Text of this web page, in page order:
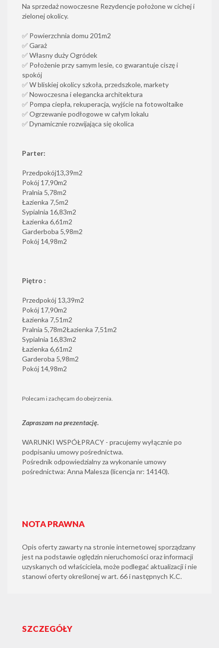
Na sprzedaż nowoczesne Rezydencje położone w cichej i
zielonej okolicy.
✅ Powierzchnia domu 201m2
✅ Garaż
✅ Własny duży Ogródek
✅ Położenie przy samym lesie, co gwarantuje ciszę i
spokój
✅ W bliskiej okolicy szkoła, przedszkole, markety
✅ Nowoczesna i elegancka architektura
✅ Pompa ciepła, rekuperacja, wyjście na fotowoltaike
✅ Ogrzewanie podłogowe w całym lokalu
✅ Dynamicznie rozwijająca się okolica
Parter:
Przedpokój13,39m2
Pokój 17,90m2
Pralnia 5,78m2
Łazienka 7,5m2
Sypialnia 16,83m2
Łazienka 6,61m2
Garderboba 5,98m2
Pokój 14,98m2
Piętro :
Przedpokój 13,39m2
Pokój 17,90m2
Łazienka 7,51m2
Pralnia 5,78m2Łazienka 7,51m2
Sypialnia 16,83m2
Łazienka 6,61m2
Garderoba 5,98m2
Pokój 14,98m2
Polecam i zachęcam do obejrzenia.
Zapraszam na prezentację.
WARUNKI WSPÓŁPRACY - pracujemy wyłącznie po
podpisaniu umowy pośrednictwa.
Pośrednik odpowiedzialny za wykonanie umowy
pośrednictwa: Anna Malesza (licencja nr: 14140).
NOTA PRAWNA
Opis oferty zawarty na stronie internetowej sporządzany
jest na podstawie oględzin nieruchomości oraz informacji
uzyskanych od właściciela, może podlegać aktualizacji i nie
stanowi oferty określonej w art. 66 i następnych K.C.
SZCZEGÓŁY